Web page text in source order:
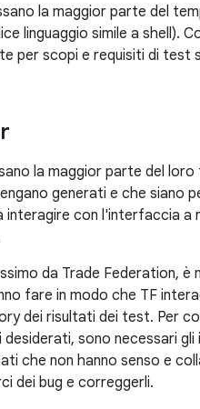
la maggior parte del
linguaggio simile a shell).
per scopi e requisiti di test
la maggior parte del
generati e che siano
interagire con l'interfaccia a
da Trade Federation,
fare in modo che TF
dei risultati dei test. Per
sono necessari
che non hanno senso e
dei bug e correggerli.